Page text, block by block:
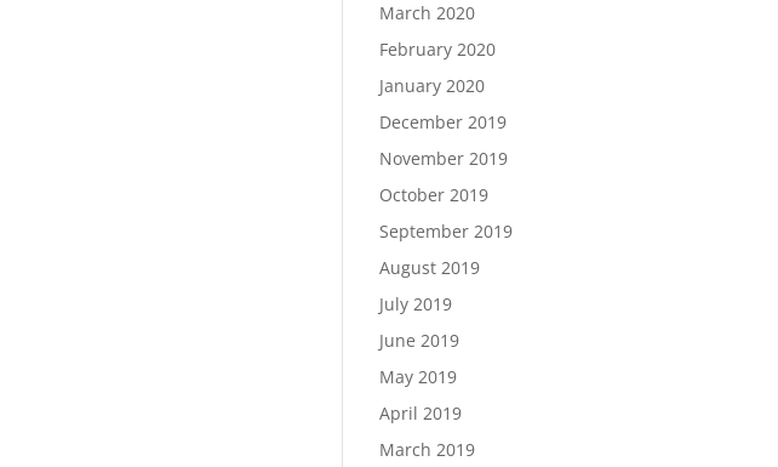
March 2020
February 2020
January 2020
December 2019
November 2019
October 2019
September 2019
August 2019
July 2019
June 2019
May 2019
April 2019
March 2019